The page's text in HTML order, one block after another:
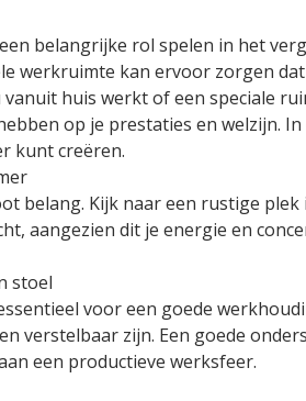
belangrijke rol spelen in het
werkruimte kan ervoor zorgen
huis werkt of een speciale
op je prestaties en welzijn.
kunt creëren.
belang. Kijk naar een rustige
aangezien dit je energie en
stoel
voor een goede
verstelbaar zijn. Een goede
een productieve werksfeer.